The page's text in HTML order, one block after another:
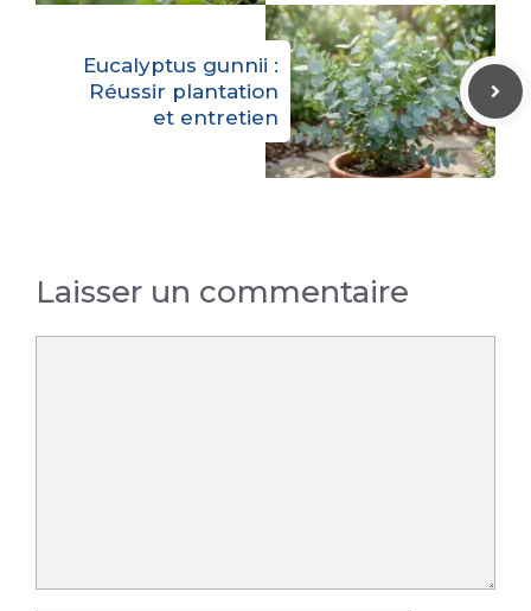
Eucalyptus gunnii :
Réussir plantation
et entretien
Laisser un commentaire